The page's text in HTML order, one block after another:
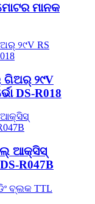
ମାନକ
ଗିଅର୍ ୨୯V
DS-R018
ଆକ୍ସିସ୍
R047B